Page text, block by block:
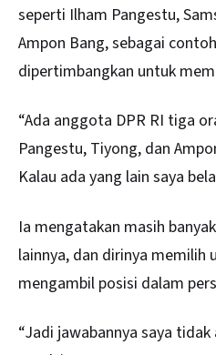
seperti Ilham Pangestu,
Ampon Bang, sebagai
dipertimbangkan untuk
“Ada anggota DPR RI tiga
Pangestu, Tiyong, dan
Kalau ada yang lain saya
Ia mengatakan masih
lainnya, dan dirinya memilih
mengambil posisi dalam
“Jadi jawabannya saya